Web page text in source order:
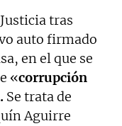
tras
auto firmado
en el que se
«corrupción
Se trata de
Aguirre